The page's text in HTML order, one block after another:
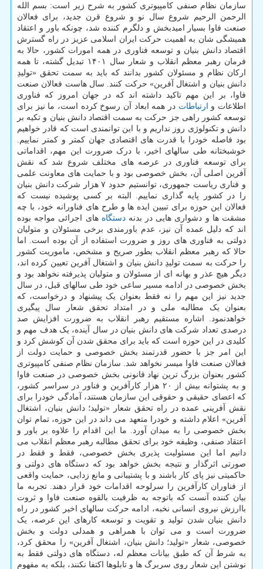
سازمان نظام صنفی کامپیوتری کشور به شرح زیر است: بسم الله
الرحمن الرحیم شروع سال نو و شروع قرن جدید، برای فعالان
صنعت فاوا بسیار امیدبخش و دلگرم کننده شد، چونکه باور و اعتقاد
همیشگی شان به اهمیت حرکت ایران اسلامی عزیز در راه گسترش
اقتصاد دانش بنیان و توسعه فناوری در همه امورات کشور، حالا به
فرمان رهبر معظم انقلاب و شعار سال ۱۴۰۱ تبدیل گشته، تا همه
ارکان نظام و مسئولان کشور بدانند که باید به سمت تحقق «تولیدِ
دانش بنیان و اشتغال آفرین» حرکت کنند. سال هاست فعالان صنعت
فاوا، بر این مهم تاکید داشته اند که در جهان امروز که فناوری
اطلاعات و
ارتباطات در همه ابعاد آن رسوخ کرده است، ما نیز برای
توسعه کشور راهی جز حرکت به سمت اقتصاد دانش بنیان و تکیه بر
دانش و تکنولوژی روز نداریم و با این توانمندی است که قادر خواهیم
بود فاصله خودرا با قدرت های اقتصادی جهان کمتر و کمتر نماییم.
خوشبختانه طی سالهای اخیر، با درک ضرورت این مهم، اقداماتی
برای توسعه فناوری در عرصه های مختلف شروع شد که نقش
آفرین اصلی آن، بخش خصوصی بود و با حمایت های معاونت علمی
و فناری ریاست جمهوری، توانستیم حدود ۷ هزار شرکت دانش بنیان
را در کشور پایه گذاری نماییم. البته بر کسی پوشیده نیست که
فعالان این حوزه برای تبیین ایده ها و طرح های فناورانه خود، با چه
مشقت ها و دشواری هایی در بدنهدستگاه های اجرائی مواجه بوده
اند که دلیل عمده آن نیز، عدم باورمندی برخی مسئولان و متولیان
دولتی به فناوری های روز و ضرورت استفاده از آن بوده است. اما
حالا که رهبر معظم انقلاب بطور صریح و مشخص، ماموریت کشور
را حرکت به سمت تولیدِ دانش بنیان و اشتغال آفرین تعیین کرده اند،
دیگر هیچ عذر و بهانه ای از مسئولان و متولیان پذیرفته نخواهد بود و
بخش خصوصی در ادامه مسیر ساعی خود طی سالهای قبل، در سال
جدید نیز این مهم را نه فقط بعنوان یک پیشنهاد و درخواست، که
بعنوان یک مطالبه ملی و در امتداد تحقق شعار سال پیگیری
خواهدنمود. اشاره مستقیم رهبر انقلاب به ضرورت افزایش صد
درصدی تعداد شرکت های دانش بنیان در سال آینده، یک هدف مهم و
کلیدی در این حوزه است که باید برای محقق شدن آن کوشش کرد و
این امر جز با حضور قدرتمند بخش خصوصی و حمایت دولت از
فعالان صنعت فاوا میسر نخواهد شد. سازمان نظام صنفی کامپیوتری
کشور بعنوان بزرگ ترین نهاد قانونی بخش خصوصی در صنعت فاوا
و به پشتوانه بیش از ۲۰ هزار کارآفرین و فناور در سراسر کشور،
که اعضای حقیقی و حقوقی این سازمان هستند، آمادگی خودرا برای
نقش آفرینی عمده در راه تحقق شعار «تولید؛ دانش بنیان، اشتغال
آفرین» اعلام داشته و خودرا متعهد می داند در این حوزه، تمام توان
بخش خصوصی را به میدان آورد. ما این اقدام را علاوه بر باور و
اعتقاد صنفی، وظیفه خود برای تحقق مطالبه رهبر معظم انقلاب می
دانیم اما این مسئولیت پذیری بخش خصوصی، فقط و فقط در
صورتی اثرگذار و نتیجه بخش خواهد بود که دستگاه های دولتی و
حاکمیتی نیز پای کار باشند و با پشتیبانی و مانع زدایی، حمایت واقعی
از فناوران کارآفرین را سرلوحه اقدامات خود قرار دهند. تجربه ما
بیان کننده آنست که باتوجه به ظرفیت بالقوه صنعت فاوا و ثروت
باارزش نیروی انسانی نخبه، ادامه حرکت سالهای اخیر کشور در راه
دانش بنیان شدن تولید و تقویت و توسعه کارهای این عرصه، یک
ضرورت است و می توان با همراهی و همدلی دولت و بخش
خصوصی، شعار «تولید؛ دانش بنیان، اشتغال آفرین» را محقق کرد،
به شرط آن که طبق بیانات معظم له، دستگاه های دولتی فقط به
نوشتن این شعار روی سربرگ ها و تابلوها اکتفا نکنند، بلکه به مفهوم